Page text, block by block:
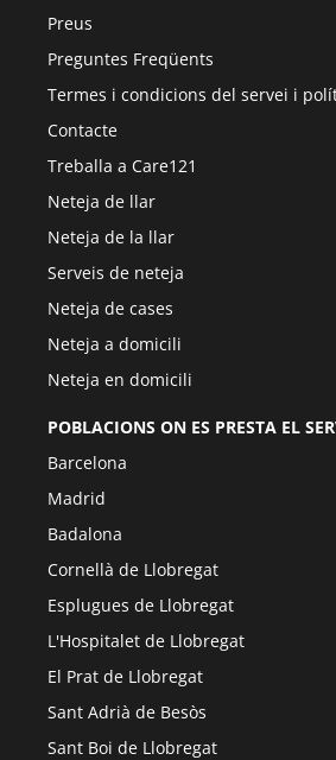
Preus
Preguntes Freqüents
Termes i condicions del servei i
Contacte
Treballa a Care121
Neteja de llar
Neteja de la llar
Serveis de neteja
Neteja de cases
Neteja a domicili
Neteja en domicili
POBLACIONS ON ES PRESTA EL
Barcelona
Madrid
Badalona
Cornellà de Llobregat
Esplugues de Llobregat
L'Hospitalet de Llobregat
El Prat de Llobregat
Sant Adrià de Besòs
Sant Boi de Llobregat